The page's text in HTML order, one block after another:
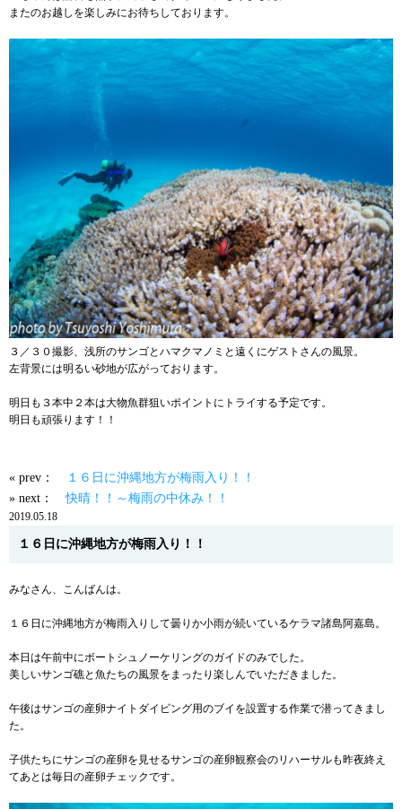
またのお越しを楽しみにお待ちしております。
３／３０撮影、浅所のサンゴとハマクマノミと遠くにゲストさんの風景。
左背景には明るい砂地が広がっております。
明日も３本中２本は大物魚群狙いポイントにトライする予定です。
明日も頑張ります！！
« prev：
１６日に沖縄地方が梅雨入り！！
» next：快晴！！～梅雨の中休み！！
2019.05.18
１６日に沖縄地方が梅雨入り！！
みなさん、こんばんは。
１６日に沖縄地方が梅雨入りして曇りか小雨が続いているケラマ諸島阿嘉島。
本日は午前中にボートシュノーケリングのガイドのみでした。
美しいサンゴ礁と魚たちの風景をまったり楽しんでいただきました。
午後はサンゴの産卵ナイトダイビング用のブイを設置する作業で潜ってきまし
た。
子供たちにサンゴの産卵を見せるサンゴの産卵観察会のリハーサルも昨夜終え
てあとは毎日の産卵チェックです。